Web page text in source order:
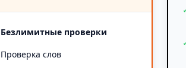
Безлимитные проверки
Проверка слов